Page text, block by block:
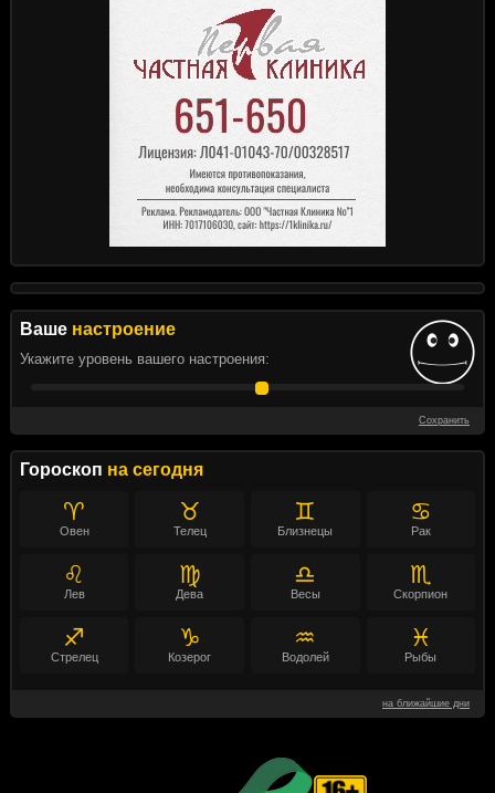
Ваше настроение
Укажите уровень вашего настроения:
Сохранить
Гороскоп на сегодня
♈
Овен
♉
Телец
♊
Близнецы
♋
Рак
♌
Лев
♍
Дева
♎
Весы
♏
Скорпион
♐
Стрелец
♑
Козерог
♒
Водолей
♓
Рыбы
на ближайшие дни